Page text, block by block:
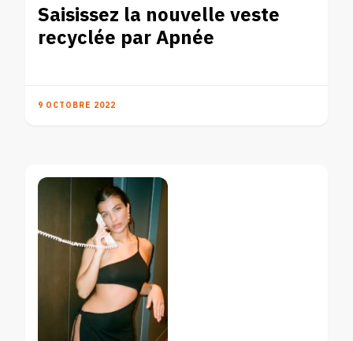
Saisissez la nouvelle veste
recyclée par Apnée
9 OCTOBRE 2022